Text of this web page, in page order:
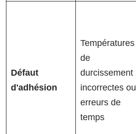
Défaut
d'adhésion
Températures
de
durcissement
incorrectes ou
erreurs de
temps